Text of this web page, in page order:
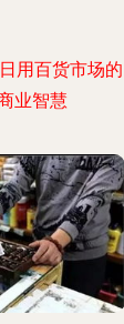
用百货市场的
业智慧